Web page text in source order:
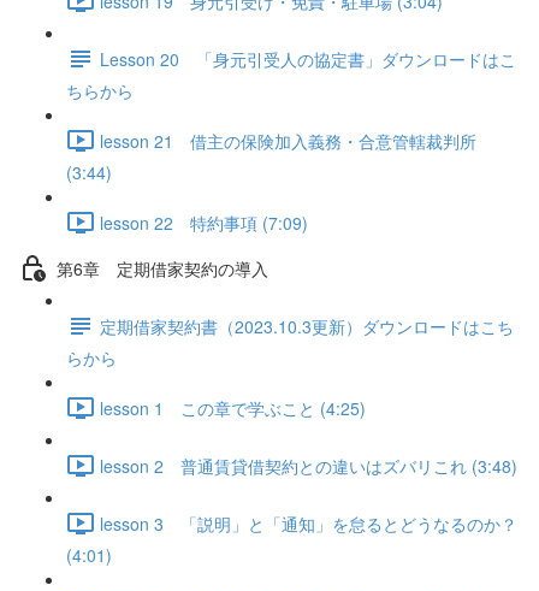
Lesson 20 「身元引受人の協定書」ダウンロードはこ
ちらから
lesson 21 借主の保険加入義務・合意管轄裁判所
(3:44)
lesson 22 特約事項 (7:09)
第6章 定期借家契約の導入
定期借家契約書（2023.10.3更新）ダウンロードはこち
らから
lesson 1 この章で学ぶこと (4:25)
lesson 2 普通賃貸借契約との違いはズバリこれ (3:48)
lesson 3 「説明」と「通知」を怠るとどうなるのか？
(4:01)